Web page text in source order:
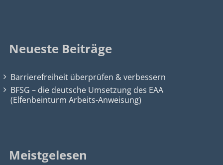
Neueste Beiträge
Barrierefreiheit überprüfen & verbessern
BFSG – die deutsche Umsetzung des EAA
(Elfenbeinturm Arbeits-Anweisung)
Meistgelesen